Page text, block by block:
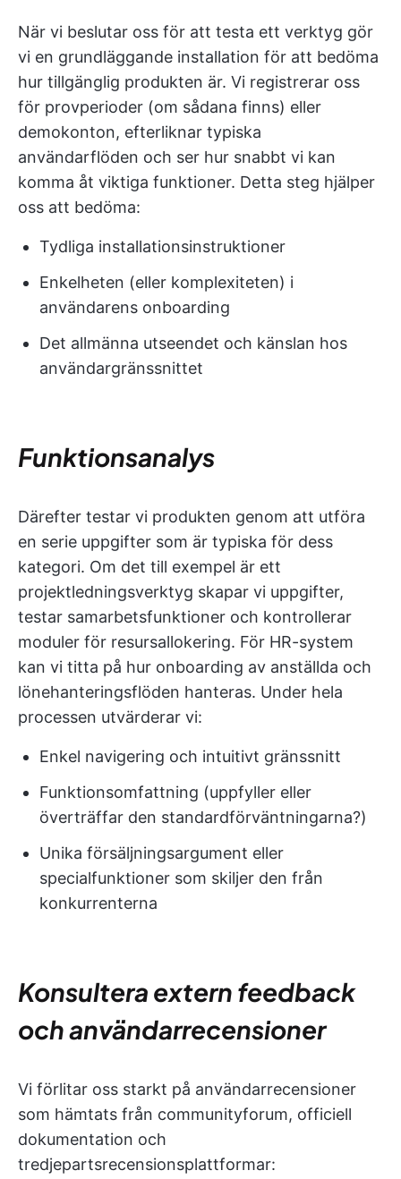
När vi beslutar oss för att testa ett verktyg gör
vi en grundläggande installation för att bedöma
hur tillgänglig produkten är. Vi registrerar oss
för provperioder (om sådana finns) eller
demokonton, efterliknar typiska
användarflöden och ser hur snabbt vi kan
komma åt viktiga funktioner. Detta steg hjälper
oss att bedöma:
Tydliga installationsinstruktioner
Enkelheten (eller komplexiteten) i
användarens onboarding
Det allmänna utseendet och känslan hos
användargränssnittet
Funktionsanalys
Därefter testar vi produkten genom att utföra
en serie uppgifter som är typiska för dess
kategori. Om det till exempel är ett
projektledningsverktyg skapar vi uppgifter,
testar samarbetsfunktioner och kontrollerar
moduler för resursallokering. För HR-system
kan vi titta på hur onboarding av anställda och
lönehanteringsflöden hanteras. Under hela
processen utvärderar vi:
Enkel navigering och intuitivt gränssnitt
Funktionsomfattning (uppfyller eller
överträffar den standardförväntningarna?)
Unika försäljningsargument eller
specialfunktioner som skiljer den från
konkurrenterna
Konsultera extern feedback
och användarrecensioner
Vi förlitar oss starkt på användarrecensioner
som hämtats från communityforum, officiell
dokumentation och
tredjepartsrecensionsplattformar: